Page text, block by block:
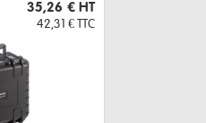
35,26 € HT
42,31 € TTC